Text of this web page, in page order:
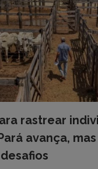
rastrear
avança,